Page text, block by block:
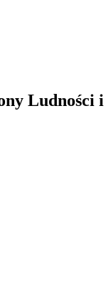
Ludności i